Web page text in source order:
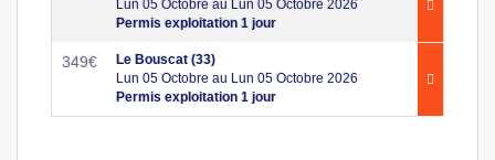
Lun 05 Octobre au Lun 05 Octobre 2026
Permis exploitation 1 jour
349€
Le Bouscat (33)
Lun 05 Octobre au Lun 05 Octobre 2026
Permis exploitation 1 jour